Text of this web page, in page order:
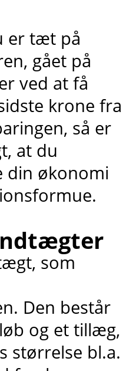
er tæt på
gået på
ved at få
krone fra
så er
at du
din økonomi
som
Den består
og et tillæg,
størrelse bl.a.